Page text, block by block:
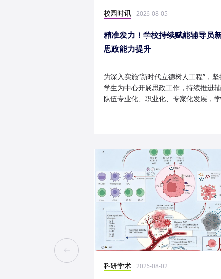
校园时讯 2026-08-05
精准发力！学校持续赋能辅导员
思政能力提升
为深入实施“新时代立德树人工程”，
学生为中心开展思政工作，持续推进
队伍专业化、职业化、专家化发展，
科研学术 2026-08-02